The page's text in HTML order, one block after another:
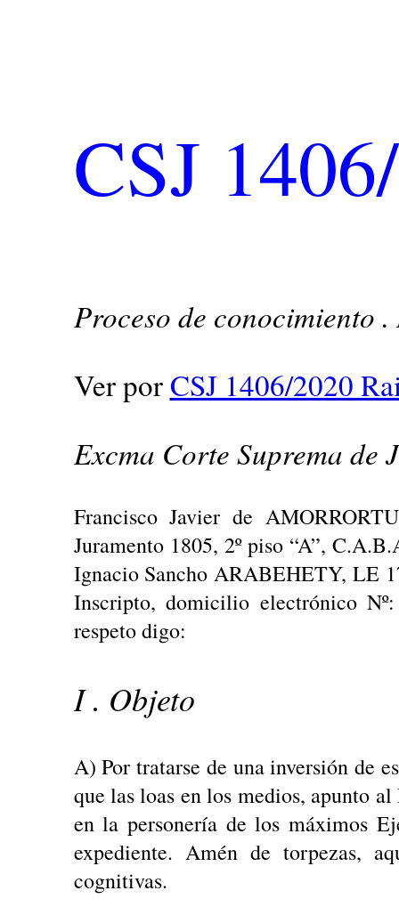
CSJ
Proceso de conocimiento
Ver por CSJ 1406/2020
Excma Corte Suprema de
Francisco Javier de
Juramento 1805, 2º piso “A”,
Ignacio Sancho ARABEHETY, LE
Inscripto, domicilio electrónico
respeto digo:
I . Objeto
A) Por tratarse de una inversión de
que las loas en los medios, apunto
en la personería de los máximos
expediente. Amén de torpezas,
cognitivas.